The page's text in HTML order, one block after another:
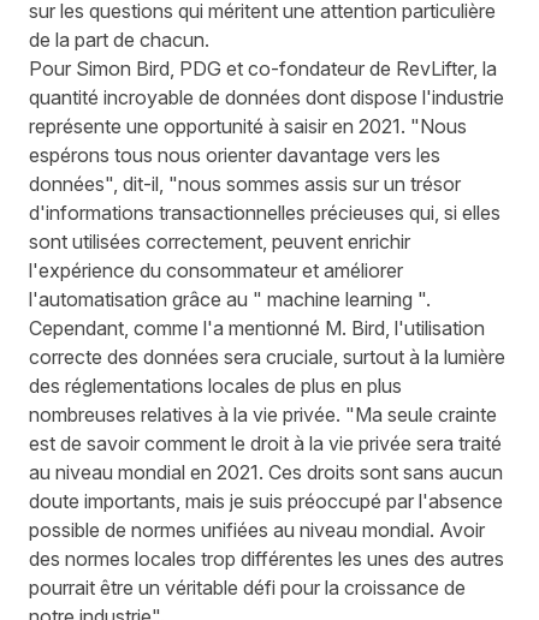
sur les questions qui méritent une attention particulière
de la part de chacun.
Pour Simon Bird, PDG et co-fondateur de RevLifter, la
quantité incroyable de données dont dispose l'industrie
représente une opportunité à saisir en 2021. "Nous
espérons tous nous orienter davantage vers les
données", dit-il, "nous sommes assis sur un trésor
d'informations transactionnelles précieuses qui, si elles
sont utilisées correctement, peuvent enrichir
l'expérience du consommateur et améliorer
l'automatisation grâce au " machine learning ".
Cependant, comme l'a mentionné M. Bird, l'utilisation
correcte des données sera cruciale, surtout à la lumière
des réglementations locales de plus en plus
nombreuses relatives à la vie privée. "Ma seule crainte
est de savoir comment le droit à la vie privée sera traité
au niveau mondial en 2021. Ces droits sont sans aucun
doute importants, mais je suis préoccupé par l'absence
possible de normes unifiées au niveau mondial. Avoir
des normes locales trop différentes les unes des autres
pourrait être un véritable défi pour la croissance de